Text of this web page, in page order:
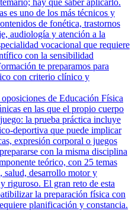
hay que saber aplicarlo.
es uno de los más técnicos y
de fonética, trastornos
audiología y atención a la
vocacional que requiere
con la sensibilidad
te preparamos para
con criterio clínico y
de Educación Física
en las que el propio cuerpo
la prueba práctica incluye
deportiva que puede implicar
expresión corporal o juegos
con la misma disciplina
teórico, con 25 temas
salud, desarrollo motor y
riguroso. El gran reto de esta
la preparación física con
planificación y constancia.